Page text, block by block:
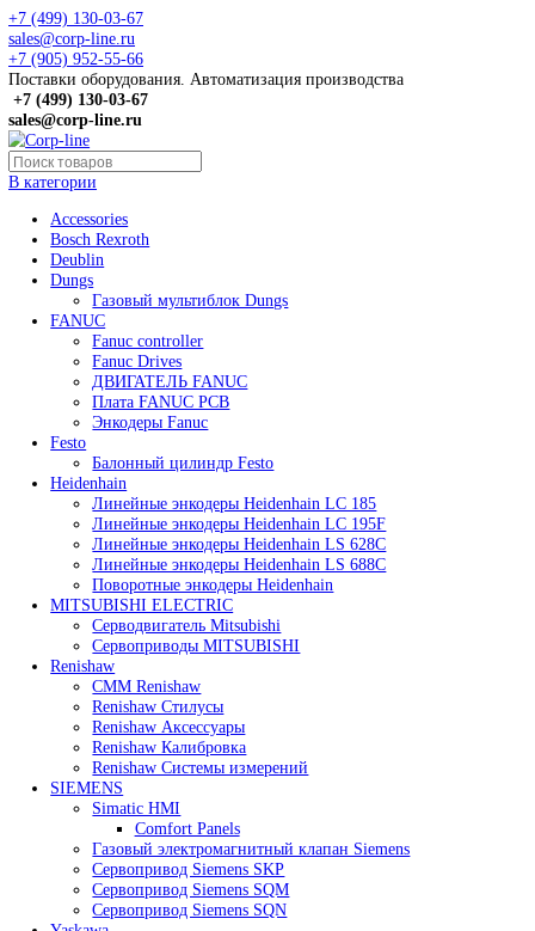
+7 (499) 130-03-67
sales@corp-line.ru
+7 (905) 952-55-66
Поставки оборудования. Автоматизация производства
+7 (499)130-03-67
sales@corp-line.ru
Accessories
Bosch Rexroth
Deublin
Dungs
Газовый мультиблок Dungs
FANUC
Fanuc controller
Fanuc Drives
ДВИГАТЕЛЬ FANUC
Плата FANUC PCB
Энкодеры Fanuc
Festo
Балонный цилиндр Festo
Heidenhain
Линейные энкодеры Heidenhain LC 185
Линейные энкодеры Heidenhain LC 195F
Линейные энкодеры Heidenhain LS 628C
Линейные энкодеры Heidenhain LS 688C
Поворотные энкодеры Heidenhain
MITSUBISHI ELECTRIC
Серводвигатель Mitsubishi
Сервоприводы MITSUBISHI
Renishaw
CMM Renishaw
Renishaw Cтилусы
Renishaw Аксессуары
Renishaw Калибровка
Renishaw Системы измерений
SIEMENS
Simatic HMI